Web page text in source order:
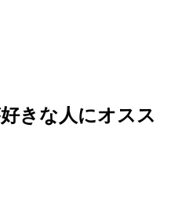
きな人にオスス